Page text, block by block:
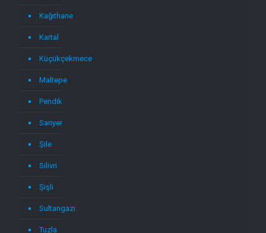
Kağıthane
Kartal
Küçükçekmece
Maltepe
Pendik
Sarıyer
Şile
Silivri
Şişli
Sultangazi
Tuzla